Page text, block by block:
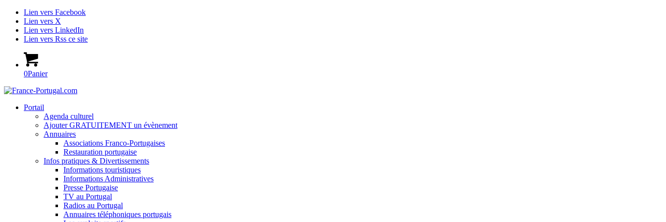
Lien vers Facebook
Lien vers X
Lien vers LinkedIn
Lien vers Rss ce site
0Panier
Portail
Agenda culturel
Ajouter GRATUITEMENT un évènement
Annuaires
Associations Franco-Portugaises
Restauration portugaise
Infos pratiques & Divertissements
Informations touristiques
Informations Administratives
Presse Portugaise
TV au Portugal
Radios au Portugal
Annuaires téléphoniques portugais